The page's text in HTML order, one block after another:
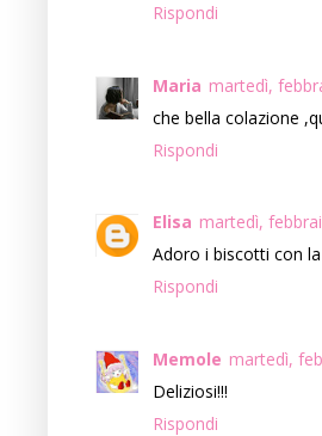
Rispondi
Maria martedì,
che bella colazione
Rispondi
Elisa martedì,
Adoro i biscotti con
Rispondi
Memole martedì,
Deliziosi!!!
Rispondi